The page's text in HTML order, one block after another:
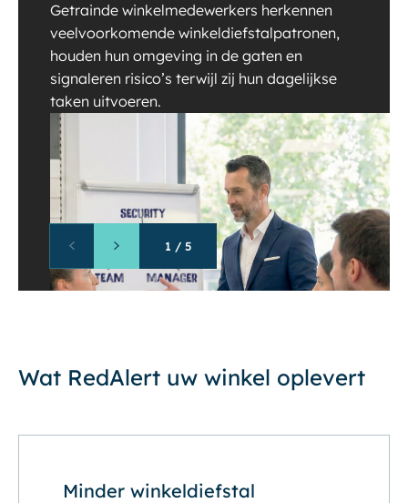
Getrainde winkelmedewerkers herkennen
veelvoorkomende winkeldiefstalpatronen,
houden hun omgeving in de gaten en
signaleren risico’s terwijl zij hun dagelijkse
taken uitvoeren.
1 / 5
Wat RedAlert uw winkel oplevert
Minder winkeldiefstal